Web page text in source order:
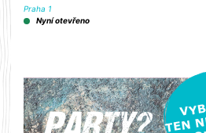
Praha 1
Nyní otevřeno